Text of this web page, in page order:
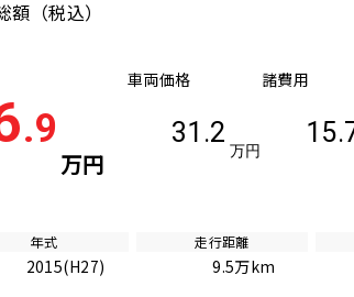
額 （税込）
.9
万円
車両価格
31.2
万円
諸費用
年式
2015(H27)
走行距離
9.5万km